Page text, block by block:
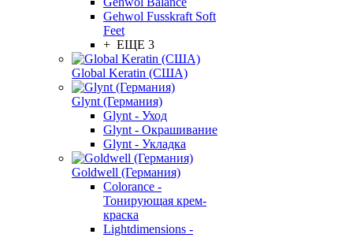
Gehwol Fusskraft Soft
Feet
+ ЕЩЕ 3
Global Keratin (США)
Glynt (Германия)
Glynt - Уход
Glynt - Окрашивание
Glynt - Укладка
Goldwell (Германия)
Colorance -
Тонирующая крем-
краска
Lightdimensions -